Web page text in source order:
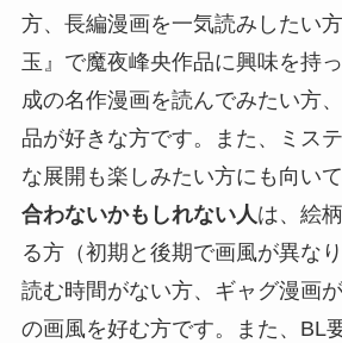
方、長編漫画を一気読みしたい
玉』で魔夜峰央作品に興味を持
成の名作漫画を読んでみたい方
品が好きな方です。また、ミス
な展開も楽しみたい方にも向いて
合わないかもしれない人は、絵
る方（初期と後期で画風が異な
読む時間がない方、ギャグ漫画
の画風を好む方です。また、BL